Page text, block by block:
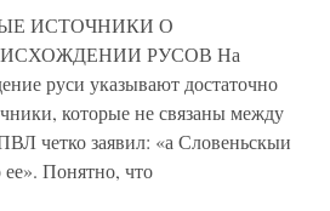
ИСТОЧНИКИ О
РУСОВ На
руси указывают достаточно
которые не связаны между
четко заявил: «а Словеньскыи
Понятно, что